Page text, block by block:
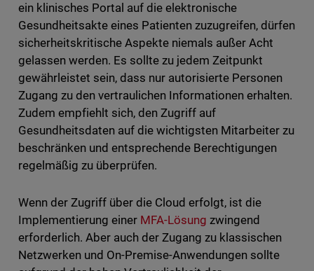
ein klinisches Portal auf die elektronische
Gesundheitsakte eines Patienten zuzugreifen, dürfen
sicherheitskritische Aspekte niemals außer Acht
gelassen werden. Es sollte zu jedem Zeitpunkt
gewährleistet sein, dass nur autorisierte Personen
Zugang zu den vertraulichen Informationen erhalten.
Zudem empfiehlt sich, den Zugriff auf
Gesundheitsdaten auf die wichtigsten Mitarbeiter zu
beschränken und entsprechende Berechtigungen
regelmäßig zu überprüfen.
Wenn der Zugriff über die Cloud erfolgt, ist die
Implementierung einer MFA-Lösung zwingend
erforderlich. Aber auch der Zugang zu klassischen
Netzwerken und On-Premise-Anwendungen sollte